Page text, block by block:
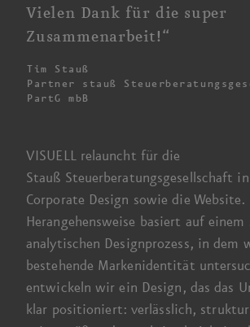
VISUELL relauncht für die
Stauß Steuerberatungsgesellschaft
Corporate Design sowie die Website.
Herangehens­weise basiert auf
analytischen Design­prozess, in dem
bestehende Marken­identität
entwickeln wir ein Design, das das
klar positioniert: verlässlich,
Vielen Dank für die super
Zusammenarbeit!“
Tim Stauß
Partner stauß
PartG mbB